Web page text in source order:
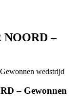
–
– Gewonnen